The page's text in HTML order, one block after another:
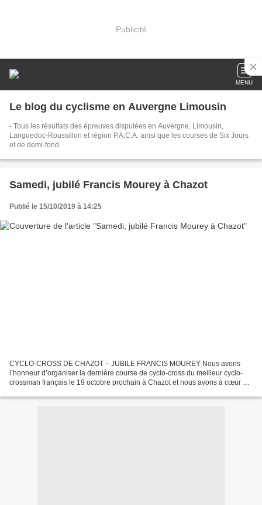
Publicité
MENU
Le blog du cyclisme en Auvergne Limousin
- Tous les résultats des épreuves disputées en Auvergne, Limousin,
Languedoc-Roussillon et région P.A.C.A. ainsi que les courses de Six Jours
et de demi-fond.
Samedi, jubilé Francis Mourey à Chazot
Publié le 15/10/2019 à 14:25
CYCLO-CROSS DE CHAZOT – JUBILE FRANCIS MOUREY Nous avons
l’honneur d’organiser la dernière course de cyclo-cross du meilleur cyclo-
crossman français le 19 octobre prochain à Chazot et nous avons à cœur de